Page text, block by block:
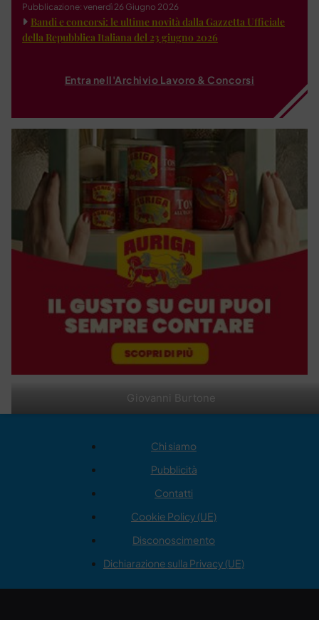
Giovanni Burtone
Pubblicazione: venerdì 26 Giugno 2026
Bandi e concorsi: le ultime novità dalla Gazzetta Ufficiale
della Repubblica Italiana del 23 giugno 2026
Entra nell'Archivio Lavoro & Concorsi
Chi siamo
Pubblicità
Contatti
Cookie Policy (UE)
Disconoscimento
Dichiarazione sulla Privacy (UE)